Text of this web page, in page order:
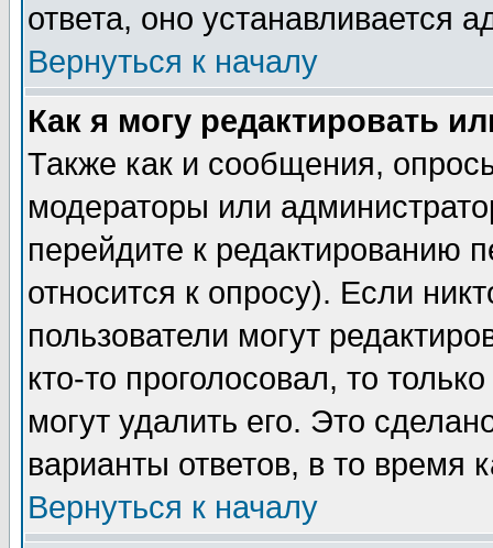
ответа, оно устанавливается
Вернуться к началу
Как я могу редактировать
Также как и сообщения,
модераторы или
перейдите к редактированию
относится к опросу). Если
пользователи могут
кто-то проголосовал, то
могут удалить его. Это
варианты ответов, в то время
Вернуться к началу